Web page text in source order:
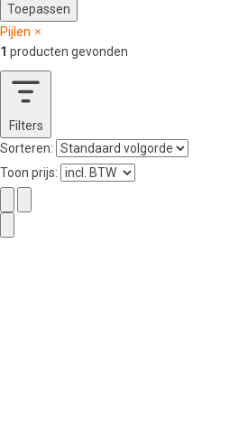
Toepassen
Pijlen
1 producten gevonden
Filters
Sorteren:
Toon prijs: